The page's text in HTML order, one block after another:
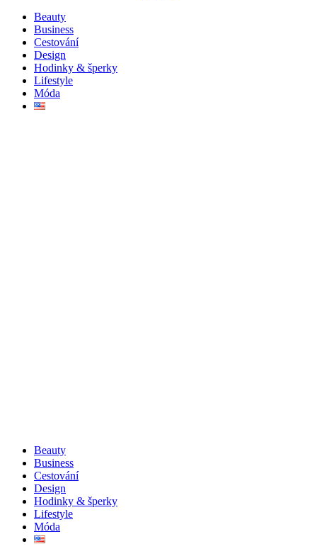
Beauty
Business
Cestování
Design
Hodinky & šperky
Lifestyle
Móda
Beauty
Business
Cestování
Design
Hodinky & šperky
Lifestyle
Móda